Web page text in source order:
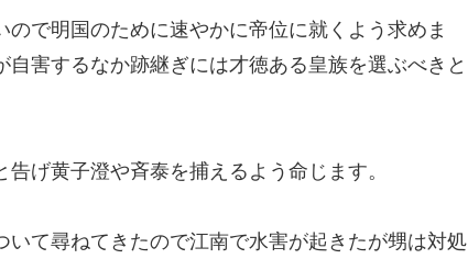
で明国のために速やかに帝位に就くよう求めま
害するなか跡継ぎには才徳ある皇族を選ぶべきと
げ黄子澄や斉泰を捕えるよう命じます。
て尋ねてきたので江南で水害が起きたが甥は対処